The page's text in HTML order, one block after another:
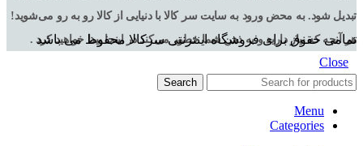
تبدیل شود. به محض ورود به سایت سر کالا با دنیایی از کالا رو به رو می‌شوید!
هر آنچه که نیاز دارید و به ذهن شما خطور می‌کند در اینجا پیدا خواهید کرد .
تمامی حقوق برای فروشگاه اینترنتی سرکالا محفوظ می باشد
Close
Search
Menu
Categories